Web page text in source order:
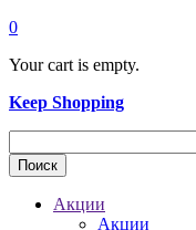
0
Your cart is empty.
Keep Shopping
Акции
Акции